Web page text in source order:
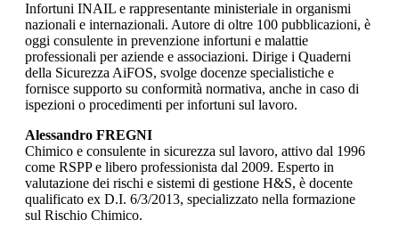
Infortuni INAIL e rappresentante ministeriale in organismi
nazionali e internazionali. Autore di oltre 100 pubblicazioni, è
oggi consulente in prevenzione infortuni e malattie
professionali per aziende e associazioni. Dirige i Quaderni
della Sicurezza AiFOS, svolge docenze specialistiche e
fornisce supporto su conformità normativa, anche in caso di
ispezioni o procedimenti per infortuni sul lavoro.
Alessandro FREGNI
Chimico e consulente in sicurezza sul lavoro, attivo dal 1996
come RSPP e libero professionista dal 2009. Esperto in
valutazione dei rischi e sistemi di gestione H&S, è docente
qualificato ex D.I. 6/3/2013, specializzato nella formazione
sul Rischio Chimico.